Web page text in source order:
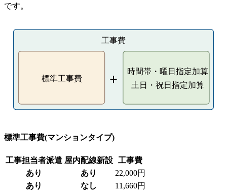
です。
標準工事費(マンションタイプ)
工事担当者派遣 屋内配線新設 工事費
あり
あり
22,000円
あり
なし
11,660円